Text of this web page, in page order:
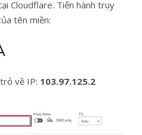
Cloudflare. Tiến hành truy
tên miền:
trỏ về IP: 103.97.125.2